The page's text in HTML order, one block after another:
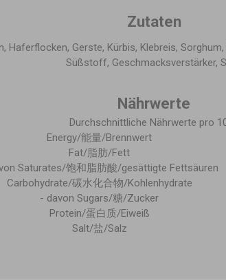
Zutaten
Haferflocken, Gerste, Kürbis, Klebreis,
Süßstoff, Geschmacksverstärker,
Nährwerte
Durchschnittliche Nährwerte pro
Energy/能量/Brennwert
Fat/脂肪/Fett
Saturates/饱和脂肪酸/gesättigte Fettsäuren
Carbohydrate/碳水化合物/Kohlenhydrate
- davon Sugars/糖/Zucker
Protein/蛋白质/Eiweiß
Salt/盐/Salz